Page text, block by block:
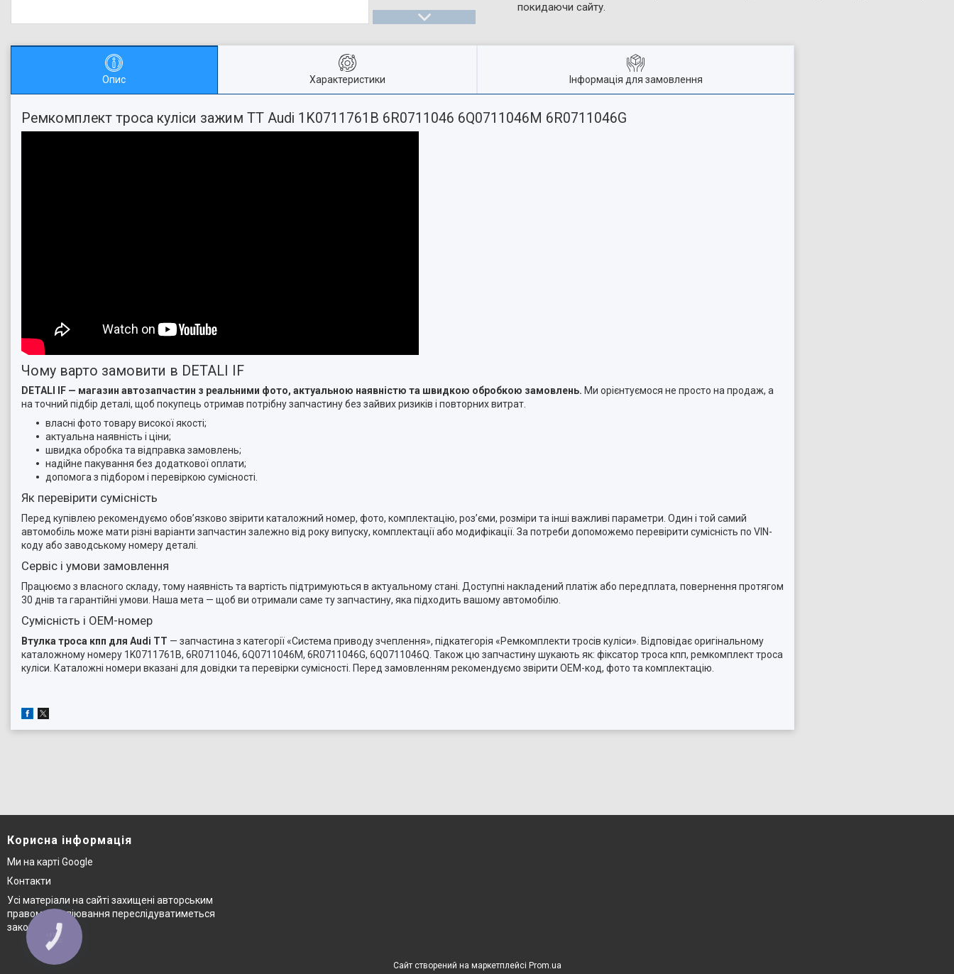
покидаючи сайту.
Опис Характеристики Інформація для замовлення
Ремкомплект троса куліси зажим TT Audi 1K0711761B 6R0711046 6Q0711046M 6R0711046G
Чому варто замовити в DETALI IF
DETALI IF — магазин автозапчастин з реальними фото, актуальною наявністю та швидкою обробкою замовлень. Ми орієнтуємося не просто на продаж, а
на точний підбір деталі, щоб покупець отримав потрібну запчастину без зайвих ризиків і повторних витрат.
власні фото товару високої якості;
актуальна наявність і ціни;
швидка обробка та відправка замовлень;
надійне пакування без додаткової оплати;
допомога з підбором і перевіркою сумісності.
Як перевірити сумісність
Перед купівлею рекомендуємо обов’язково звірити каталожний номер, фото, комплектацію, роз’єми, розміри та інші важливі параметри. Один і той самий
автомобіль може мати різні варіанти запчастин залежно від року випуску, комплектації або модифікації. За потреби допоможемо перевірити сумісність по VIN-
коду або заводському номеру деталі.
Сервіс і умови замовлення
Працюємо з власного складу, тому наявність та вартість підтримуються в актуальному стані. Доступні накладений платіж або передплата, повернення протягом
30 днів та гарантійні умови. Наша мета — щоб ви отримали саме ту запчастину, яка підходить вашому автомобілю.
Сумісність і OEM-номер
Втулка троса кпп для Audi TT — запчастина з категорії «Система приводу зчеплення», підкатегорія «Ремкомплекти тросів куліси». Відповідає оригінальному
каталожному номеру 1K0711761B, 6R0711046, 6Q0711046M, 6R0711046G, 6Q0711046Q. Також цю запчастину шукають як: фіксатор троса кпп, ремкомплект троса
куліси. Каталожні номери вказані для довідки та перевірки сумісності. Перед замовленням рекомендуємо звірити OEM-код, фото та комплектацію.
Корисна інформація
Ми на карті Google
Контакти
Усі матеріали на сайті захищені авторським
правом © копіювання переслідуватиметься
законом
Сайт створений на маркетплейсі Prom.ua
КНОПКА
ЗВ'ЯЗКУ